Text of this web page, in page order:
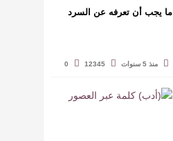
ما يجب أن تعرفه عن السرد
منذ 5 سنوات 12345
0